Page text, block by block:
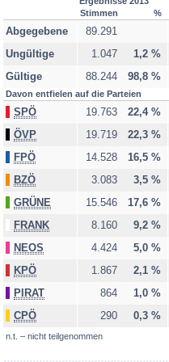
Stimmen
%
n.t. – nicht teilgenommen
Abgegebene 89.291
Ungültige
1.047 1,2 %
Gültige
88.244 98,8 %
Davon entfielen auf die Parteien
SPÖ 19.763 22,4 %
ÖVP
19.719 22,3 %
FPÖ
14.528 16,5 %
BZÖ
3.083 3,5 %
GRÜNE
15.546 17,6 %
FRANK
8.160 9,2 %
NEOS
4.424 5,0 %
KPÖ
1.867 2,1 %
PIRAT
864 1,0 %
CPÖ
290 0,3 %